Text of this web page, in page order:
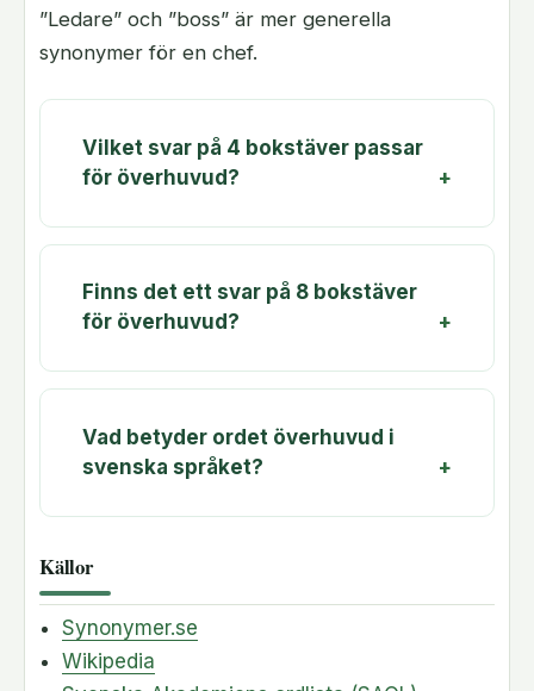
”Ledare” och ”boss” är mer generella
synonymer för en chef.
Vilket svar på 4 bokstäver passar
för överhuvud?
Finns det ett svar på 8 bokstäver
för överhuvud?
Vad betyder ordet överhuvud i
svenska språket?
Källor
Synonymer.se
Wikipedia